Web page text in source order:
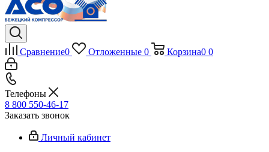
Сравнение0 Отложенные 0 Корзина0 0
Телефоны
8 800 550-46-17
Заказать звонок
Личный кабинет